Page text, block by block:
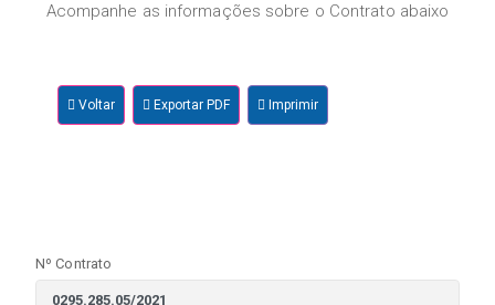
Acompanhe as informações sobre o Contrato abaixo
Voltar Exportar PDF Imprimir
Nº Contrato